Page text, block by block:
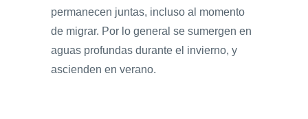
permanecen juntas, incluso al momento
de migrar. Por lo general se sumergen en
aguas profundas durante el invierno, y
ascienden en verano.